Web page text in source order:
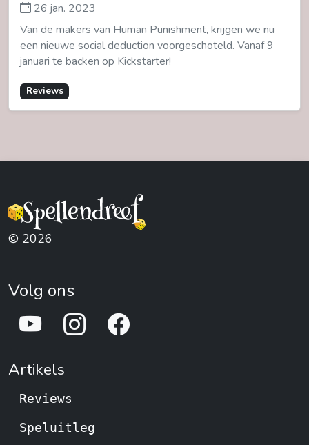
26 jan. 2023
Van de makers van Human Punishment, krijgen we nu
een nieuwe social deduction voorgeschoteld. Vanaf 9
januari te backen op Kickstarter!
Reviews
© 2026
Volg ons
Artikels
Reviews
Speluitleg